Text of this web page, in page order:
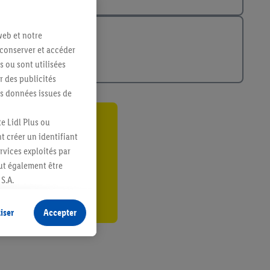
et notre
et accéder
ou sont utilisées
des publicités
données issues de
Lidl Plus ou
créer un identifiant
exploités par
également être
sans procéder à
terminaux ou
échéant, d’autres
Accepter